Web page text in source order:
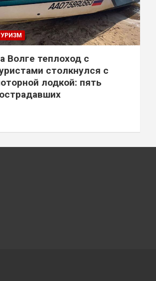
Волге теплоход с
столкнулся с
лодкой: пять